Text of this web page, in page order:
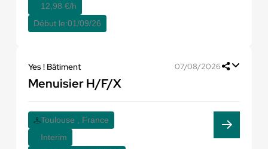
12,98 €/h
Début le:01/09/26
Yes ! Bâtiment 07/08/2026
Menuisier H/F/X
Toulouse , France
Interim